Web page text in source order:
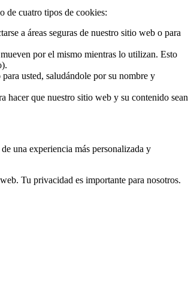
de cuatro tipos de cookies:
a áreas seguras de nuestro sitio web o para
por el mismo mientras lo utilizan. Esto
usted, saludándole por su nombre y
hacer que nuestro sitio web y su contenido sean
una experiencia más personalizada y
Tu privacidad es importante para nosotros.